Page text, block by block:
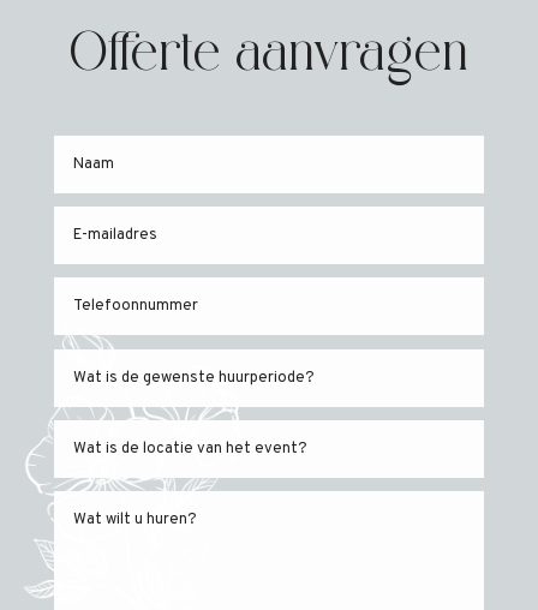
Offerte aanvragen